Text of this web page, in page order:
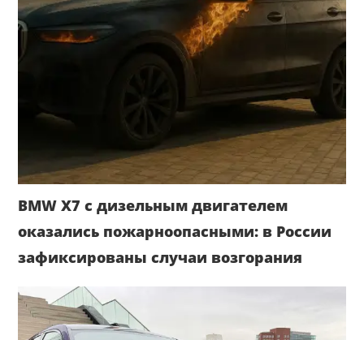
BMW X7 с дизельным двигателем
оказались пожарноопасными: в России
зафиксированы случаи возгорания